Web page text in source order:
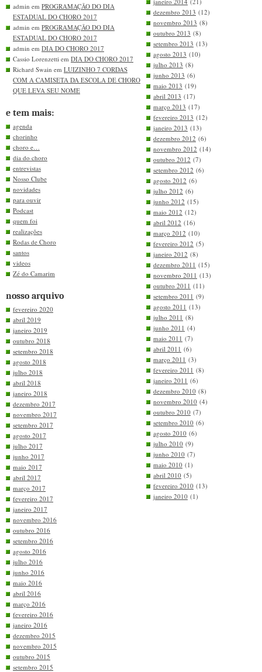
admin em PROGRAMAÇÃO DO DIA
ESTADUAL DO CHORO 2017
admin em PROGRAMAÇÃO DO DIA
ESTADUAL DO CHORO 2017
admin em DIA DO CHORO 2017
Cassio Lorenzetti em DIA DO CHORO 2017
Richard Swain em LUIZINHO 7 CORDAS
COM A CAMISETA DA ESCOLA DE CHORO
QUE LEVA SEU NOME
e tem mais:
agenda
chorinho
choro e…
dia do choro
entrevistas
Nosso Clube
novidades
para ouvir
Podcast
quem foi
realizações
Rodas de Choro
santos
videos
Zé do Camarim
nosso arquivo
fevereiro 2020
abril 2019
janeiro 2019
outubro 2018
setembro 2018
agosto 2018
julho 2018
abril 2018
janeiro 2018
dezembro 2017
novembro 2017
setembro 2017
agosto 2017
julho 2017
junho 2017
maio 2017
abril 2017
março 2017
fevereiro 2017
janeiro 2017
novembro 2016
outubro 2016
setembro 2016
agosto 2016
julho 2016
junho 2016
maio 2016
abril 2016
março 2016
fevereiro 2016
janeiro 2016
dezembro 2015
novembro 2015
outubro 2015
setembro 2015
dezembro 2013 (12)
novembro 2013 (8)
outubro 2013 (8)
setembro 2013 (13)
agosto 2013 (10)
julho 2013 (8)
junho 2013 (6)
maio 2013 (19)
abril 2013 (17)
março 2013 (17)
fevereiro 2013 (12)
janeiro 2013 (13)
dezembro 2012 (6)
novembro 2012 (14)
outubro 2012 (7)
setembro 2012 (6)
agosto 2012 (6)
julho 2012 (6)
junho 2012 (15)
maio 2012 (12)
abril 2012 (16)
março 2012 (10)
fevereiro 2012 (5)
janeiro 2012 (8)
dezembro 2011 (15)
novembro 2011 (13)
outubro 2011 (11)
setembro 2011 (9)
agosto 2011 (13)
julho 2011 (8)
junho 2011 (4)
maio 2011 (7)
abril 2011 (6)
março 2011 (3)
fevereiro 2011 (8)
janeiro 2011 (6)
dezembro 2010 (8)
novembro 2010 (4)
outubro 2010 (7)
setembro 2010 (6)
agosto 2010 (6)
julho 2010 (9)
junho 2010 (7)
maio 2010 (1)
abril 2010 (5)
fevereiro 2010 (13)
janeiro 2010 (1)